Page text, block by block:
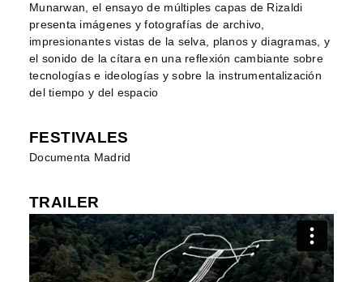
Munarwan, el ensayo de múltiples capas de Rizaldi
presenta imágenes y fotografías de archivo,
impresionantes vistas de la selva, planos y diagramas, y
el sonido de la cítara en una reflexión cambiante sobre
tecnologías e ideologías y sobre la instrumentalización
del tiempo y del espacio
FESTIVALES
Documenta Madrid
TRAILER